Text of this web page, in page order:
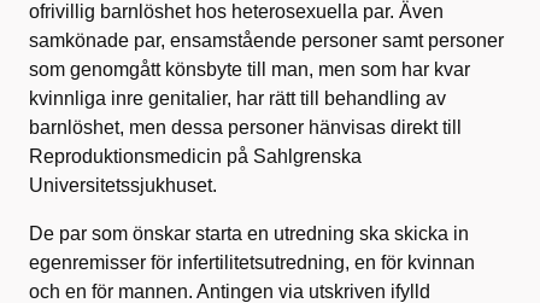
ofrivillig barnlöshet hos heterosexuella par. Även
samkönade par, ensamstående personer samt personer
som genomgått könsbyte till man, men som har kvar
kvinnliga inre genitalier, har rätt till behandling av
barnlöshet, men dessa personer hänvisas direkt till
Reproduktionsmedicin på Sahlgrenska
Universitetssjukhuset.
De par som önskar starta en utredning ska skicka in
egenremisser för infertilitetsutredning, en för kvinnan
och en för mannen. Antingen via utskriven ifylld